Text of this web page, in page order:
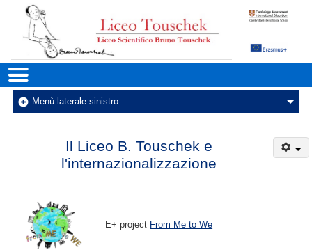
Liceo Scientifico Statale Bruno
Menu principale
Menu
Menù laterale sinistro
Il Liceo B. Touschek e
l'internazionalizzazione
E+ project From Me to We